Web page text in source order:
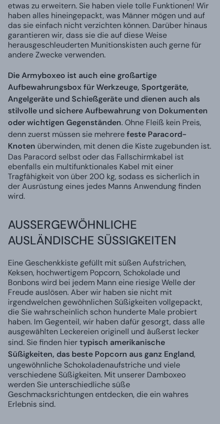
etwas zu erweitern. Sie haben viele tolle Funktionen! Wir
haben alles hineingepackt, was Männer mögen und auf
das sie einfach nicht verzichten können. Darüber hinaus
garantieren wir, dass sie die auf diese Weise
herausgeschleuderten Munitionskisten auch gerne für
andere Zwecke verwenden.
Die Armyboxeo ist auch eine großartige
Aufbewahrungsbox für Werkzeuge, Sportgeräte,
Angelgeräte und Schießgeräte und dienen auch als
stilvolle und sichere Aufbewahrung von Dokumenten
oder wichtigen Gegenständen. Ohne Fleiß kein Preis,
denn zuerst müssen sie mehrerefeste Paracord-
Knoten überwinden, mit denen die Kiste zugebunden ist.
Das Paracord selbst oder das Fallschirmkabel ist
ebenfalls ein multifunktionales Kabel mit einer
Tragfähigkeit von über 200 kg, sodass es sicherlich in
der Ausrüstung eines jedes Manns Anwendung finden
wird.
AUSSERGEWÖHNLICHE
AUSLÄNDISCHE SÜSSIGKEITEN
Eine Geschenkkiste gefüllt mit süßen Aufstrichen,
Keksen, hochwertigem Popcorn, Schokolade und
Bonbons wird bei jedem Mann eine riesige Welle der
Freude auslösen. Aber wir haben sie nicht mit
irgendwelchen gewöhnlichen Süßigkeiten vollgepackt,
die Sie wahrscheinlich schon hunderte Male probiert
haben. Im Gegenteil, wir haben dafür gesorgt, dass alle
ausgewählten Leckereien originell und äußerst lecker
sind. Sie finden hiertypisch amerikanische
Süßigkeiten, das beste Popcorn aus ganz England,
ungewöhnliche Schokoladenaufstriche und viele
verschiedene Süßigkeiten. Mit unserer Damboxeo
werden Sie unterschiedliche süße
Geschmacksrichtungen entdecken, die ein wahres
Erlebnis sind.